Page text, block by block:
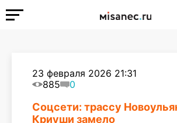
23 февраля 2026 21:31
885
0
Соцсети: трассу
Криуши замело